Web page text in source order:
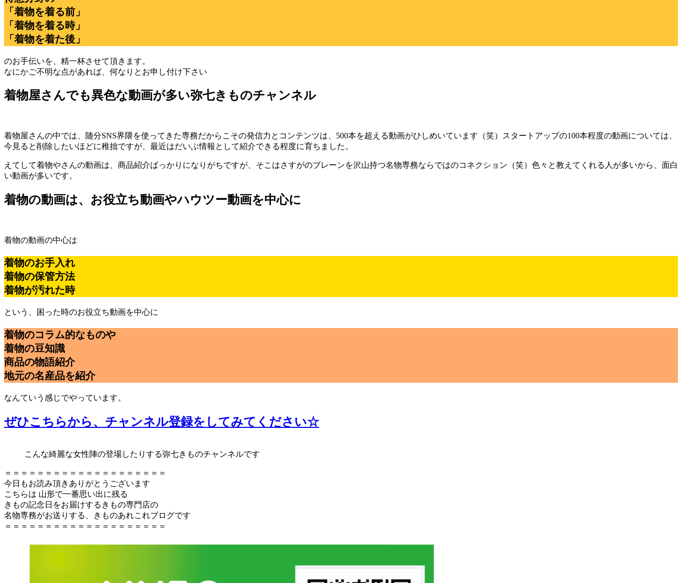
「着物を着る前」
「着物を着る時」
「着物を着た後」
のお手伝いを、精一杯させて頂きます。
なにかご不明な点があれば、何なりとお申し付け下さい
着物屋さんでも異色な動画が多い弥七きものチャンネル
着物屋さんの中では、随分SNS界隈を使ってきた専務だからこその発信力とコンテンツは、500本を超える動画がひしめいています（笑）スタートアップの100本程度の動画については、
今見ると削除したいほどに稚拙ですが、最近はだいぶ情報として紹介できる程度に育ちました。
えてして着物やさんの動画は、商品紹介ばっかりになりがちですが、そこはさすがのブレーンを沢山持つ名物専務ならではのコネクション（笑）色々と教えてくれる人が多いから、面白
い動画が多いです。
着物の動画は、お役立ち動画やハウツー動画を中心に
着物の動画の中心は
着物のお手入れ
着物の保管方法
着物が汚れた時
という、困った時のお役立ち動画を中心に
着物のコラム的なものや
着物の豆知識
商品の物語紹介
地元の名産品を紹介
なんていう感じでやっています。
ぜひこちらから、チャンネル登録をしてみてください☆
こんな綺麗な女性陣の登場したりする弥七きものチャンネルです
＝＝＝＝＝＝＝＝＝＝＝＝＝＝＝＝＝＝＝＝
今日もお読み頂きありがとうございます
こちらは 山形で一番思い出に残る
きもの記念日をお届けするきもの専門店の
名物専務がお送りする、きものあれこれブログです
＝＝＝＝＝＝＝＝＝＝＝＝＝＝＝＝＝＝＝＝